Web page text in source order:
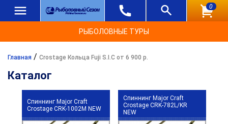
0
РЫБОЛОВНЫЕ ТУРЫ
Главная / Crostage Кольца Fuji S.I.C от 6 900 р.
Каталог
Спиннинг Major Craft
Crostage CRK-1002M NEW
Спиннинг Major Craft
Crostage CRK-782L/KR
NEW